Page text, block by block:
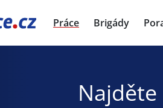
Práce Brigády